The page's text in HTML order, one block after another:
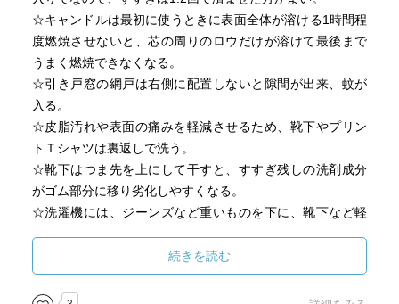
☆キャンドルは最初に使うときに表面全体が溶ける1時間程
度燃焼させないと、芯の周りのロウだけが溶けて最後まで
うまく燃焼できなくなる。
☆引き戸窓の網戸は右側に配置しないと隙間が出来、蚊が
入る。
☆皮脂汚れや表面の痛みを軽減させるため、靴下やプリン
トＴシャツは裏返しで洗う。
☆靴下はつま先を上にして干すと、すすぎ残しの洗剤成分
がゴム部分に移り劣化しやすくなる。
☆洗濯機には、ジーンズなど重いものを下に、靴下など軽
続きを読む